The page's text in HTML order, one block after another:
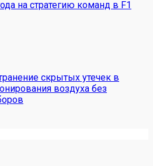
на стратегию команд в F1
скрытых утечек в
воздуха без